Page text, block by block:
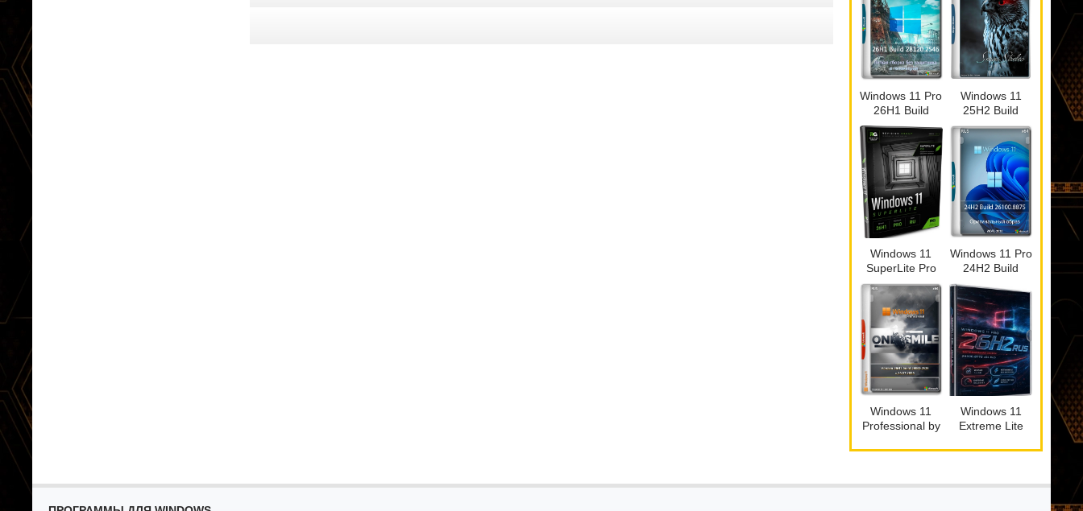
Windows 11 Pro
26H1 Build
28120.2546 by
OneSmiLe
Windows 11
25H2 Build
26200.8655 by
Sergei Strelec
Windows 11
SuperLite Pro
26H1 Build
28000.2525 by
Revision
Windows 11 Pro
24H2 Build
26100.8875
Full Июль 2026
Windows 11
Professional by
26H1 Build
Windows 11
Extreme Lite
by Rsload